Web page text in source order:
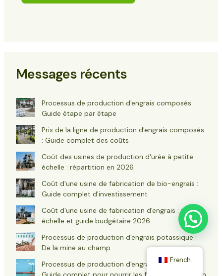
Messages récents
Processus de production d'engrais composés :
Guide étape par étape
Prix de la ligne de production d'engrais composés
: Guide complet des coûts
Coût des usines de production d'urée à petite
échelle : répartition en 2026
Coût d'une usine de fabrication de bio-engrais :
Guide complet d'investissement
Coût d'une usine de fabrication d'engrais : votre
échelle et guide budgétaire 2026
Processus de production d'engrais potassique :
De la mine au champ
Processus de production d'engrais chimiques :
French